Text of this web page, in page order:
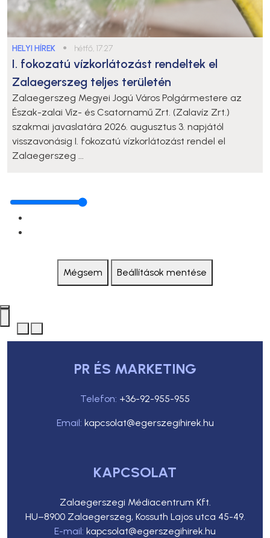
HELYI HÍREK ● hétfő, 17:27
I. fokozatú vízkorlátozást rendeltek el
Zalaegerszeg teljes területén
Zalaegerszeg Megyei Jogú Város Polgármestere az
Észak-zalai Víz- és Csatornamű Zrt. (Zalavíz Zrt.)
szakmai javaslatára 2026. augusztus 3. napjától
visszavonásig I. fokozatú vízkorlátozást rendel el
Zalaegerszeg ...
Mégsem Beállítások mentése
PR ÉS MARKETING
Telefon: +36-92-955-955
Email: kapcsolat@egerszegihirek.hu
KAPCSOLAT
Zalaegerszegi Médiacentrum Kft.
HU–8900 Zalaegerszeg, Kossuth Lajos utca 45-49.
E-mail: kapcsolat@egerszegihirek.hu